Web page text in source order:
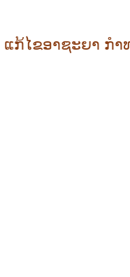
ໄຂອາຊະຍາ ກຳ